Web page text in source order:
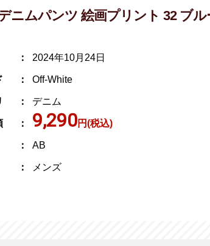
ニムパンツ 絵画プリント 32 ブ
2024年10月24日
Off-White
デニム
9,290円(税込)
AB
メンズ